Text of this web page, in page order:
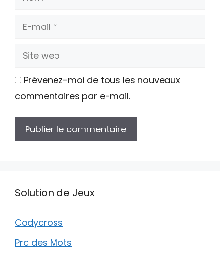
E-
Site
Prévenez-moi de tous les nouveaux
commentaires par e-mail.
Solution de Jeux
Codycross
Pro des Mots